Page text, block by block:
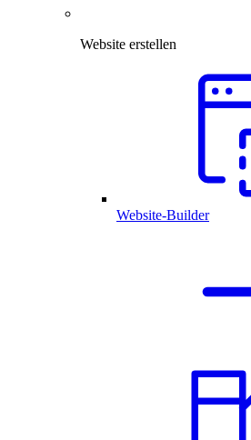
Website erstellen
Website-Builder